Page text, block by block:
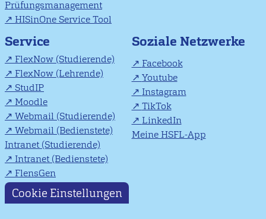
Prüfungsmanagement
HISinOne Service Tool
Service
FlexNow (Studierende)
FlexNow (Lehrende)
StudIP
Moodle
Webmail (Studierende)
Webmail (Bedienstete)
Intranet (Studierende)
Intranet (Bedienstete)
FlensGen
Soziale Netzwerke
Facebook
Youtube
Instagram
TikTok
LinkedIn
Meine HSFL-App
Cookie Einstellungen